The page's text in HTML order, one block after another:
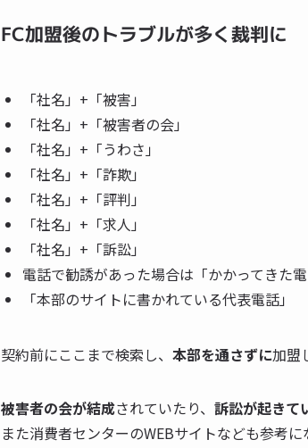
FC加盟後のトラブルが多く裁判に
「社名」+「被害」
「社名」+「被害者の会」
「社名」+「うわさ」
「社名」+「詐欺」
「社名」+「評判」
「社名」+「求人」
「社名」+「訴訟」
電話で勧誘があった場合は「かかってきた電
「本部のサイトに書かれている代表電話」
契約前にここまで検索し、 本部を通さずに加盟
被害者の会が結成されていたり、 訴訟が起きて
また消費者センターのWEBサイトなども参考に